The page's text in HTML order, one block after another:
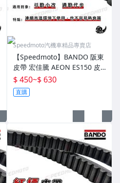
Speedmoto汽機車精品專賣店
【Speedmoto】BANDO 阪東
皮帶 宏佳騰 AEON ES150 皮
帶 機車傳動皮帶
$ 450~$ 630
直購